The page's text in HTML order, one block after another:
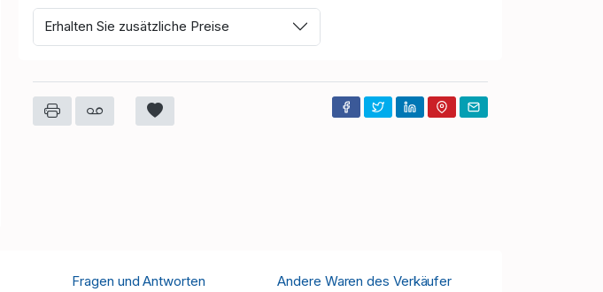
Erhalten Sie zusätzliche Preise
Fragen und Antworten Andere Waren des Verkäufer